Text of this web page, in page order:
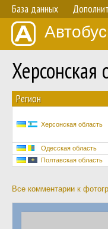
База данных
Регион
Херсонская область
Одесская область
Полтавская область
Все комментарии к